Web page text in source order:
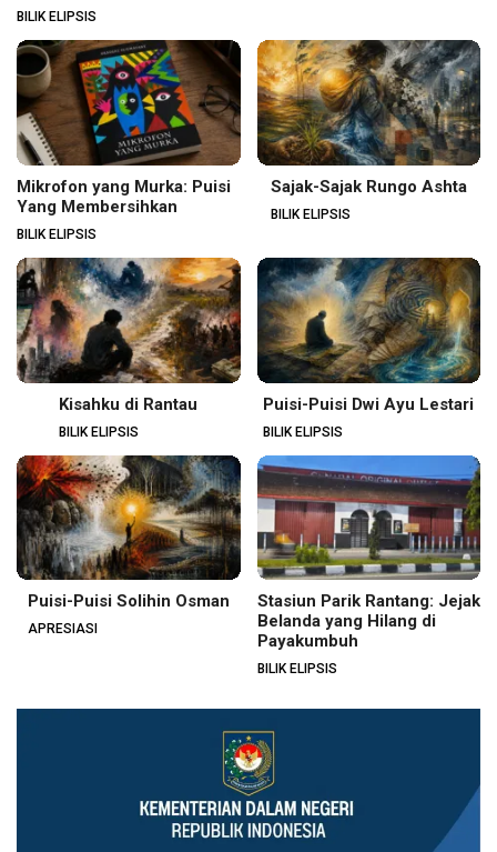
BILIK ELIPSIS
Mikrofon yang Murka: Puisi
Yang Membersihkan
BILIK ELIPSIS
Sajak-Sajak Rungo Ashta
BILIK ELIPSIS
Kisahku di Rantau
BILIK ELIPSIS
Puisi-Puisi Dwi Ayu Lestari
BILIK ELIPSIS
Puisi-Puisi Solihin Osman
APRESIASI
Stasiun Parik Rantang: Jejak
Belanda yang Hilang di
Payakumbuh
BILIK ELIPSIS